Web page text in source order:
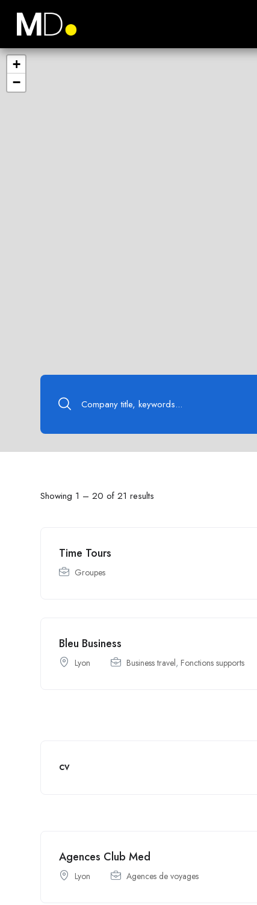
+
−
Showing 1 – 20 of 21 results
Time Tours
Groupes
Bleu Business
Lyon Business travel, Fonctions supports
cv
Agences Club Med
Lyon Agences de voyages